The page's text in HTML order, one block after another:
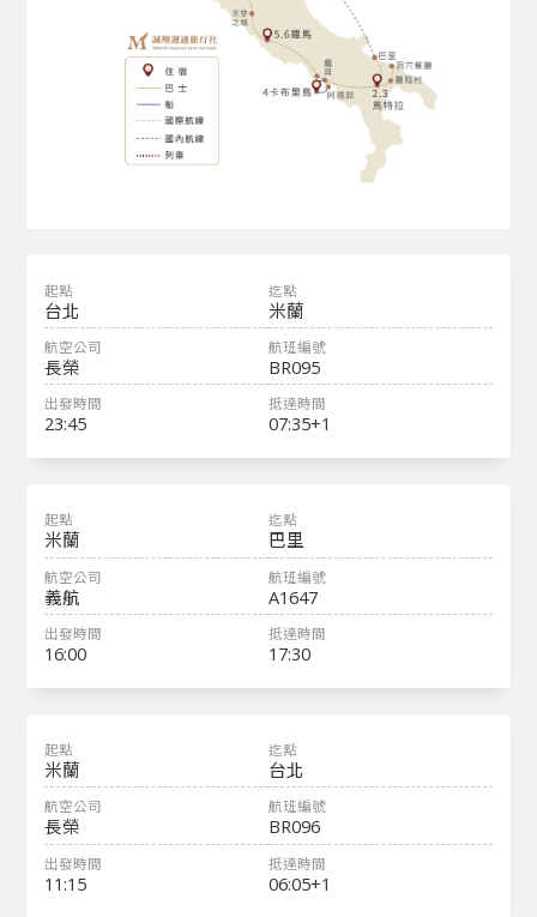
台北 米蘭
長榮 BR095
23:45 07:35+1
米蘭 巴里
義航 A1647
16:00 17:30
米蘭 台北
長榮 BR096
11:15 06:05+1